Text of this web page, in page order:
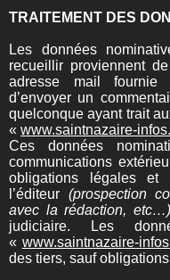
TRAITEMENT DES
Les données
recueillir proviennent
adresse mail fournie
d’envoyer un
quelconque ayant trait
« www.saintnazaire-
Ces données
communications
obligations légales et
l’éditeur (prospection
avec la rédaction, etc…)
judiciaire. Les
« www.saintnazaire-
des tiers, sauf